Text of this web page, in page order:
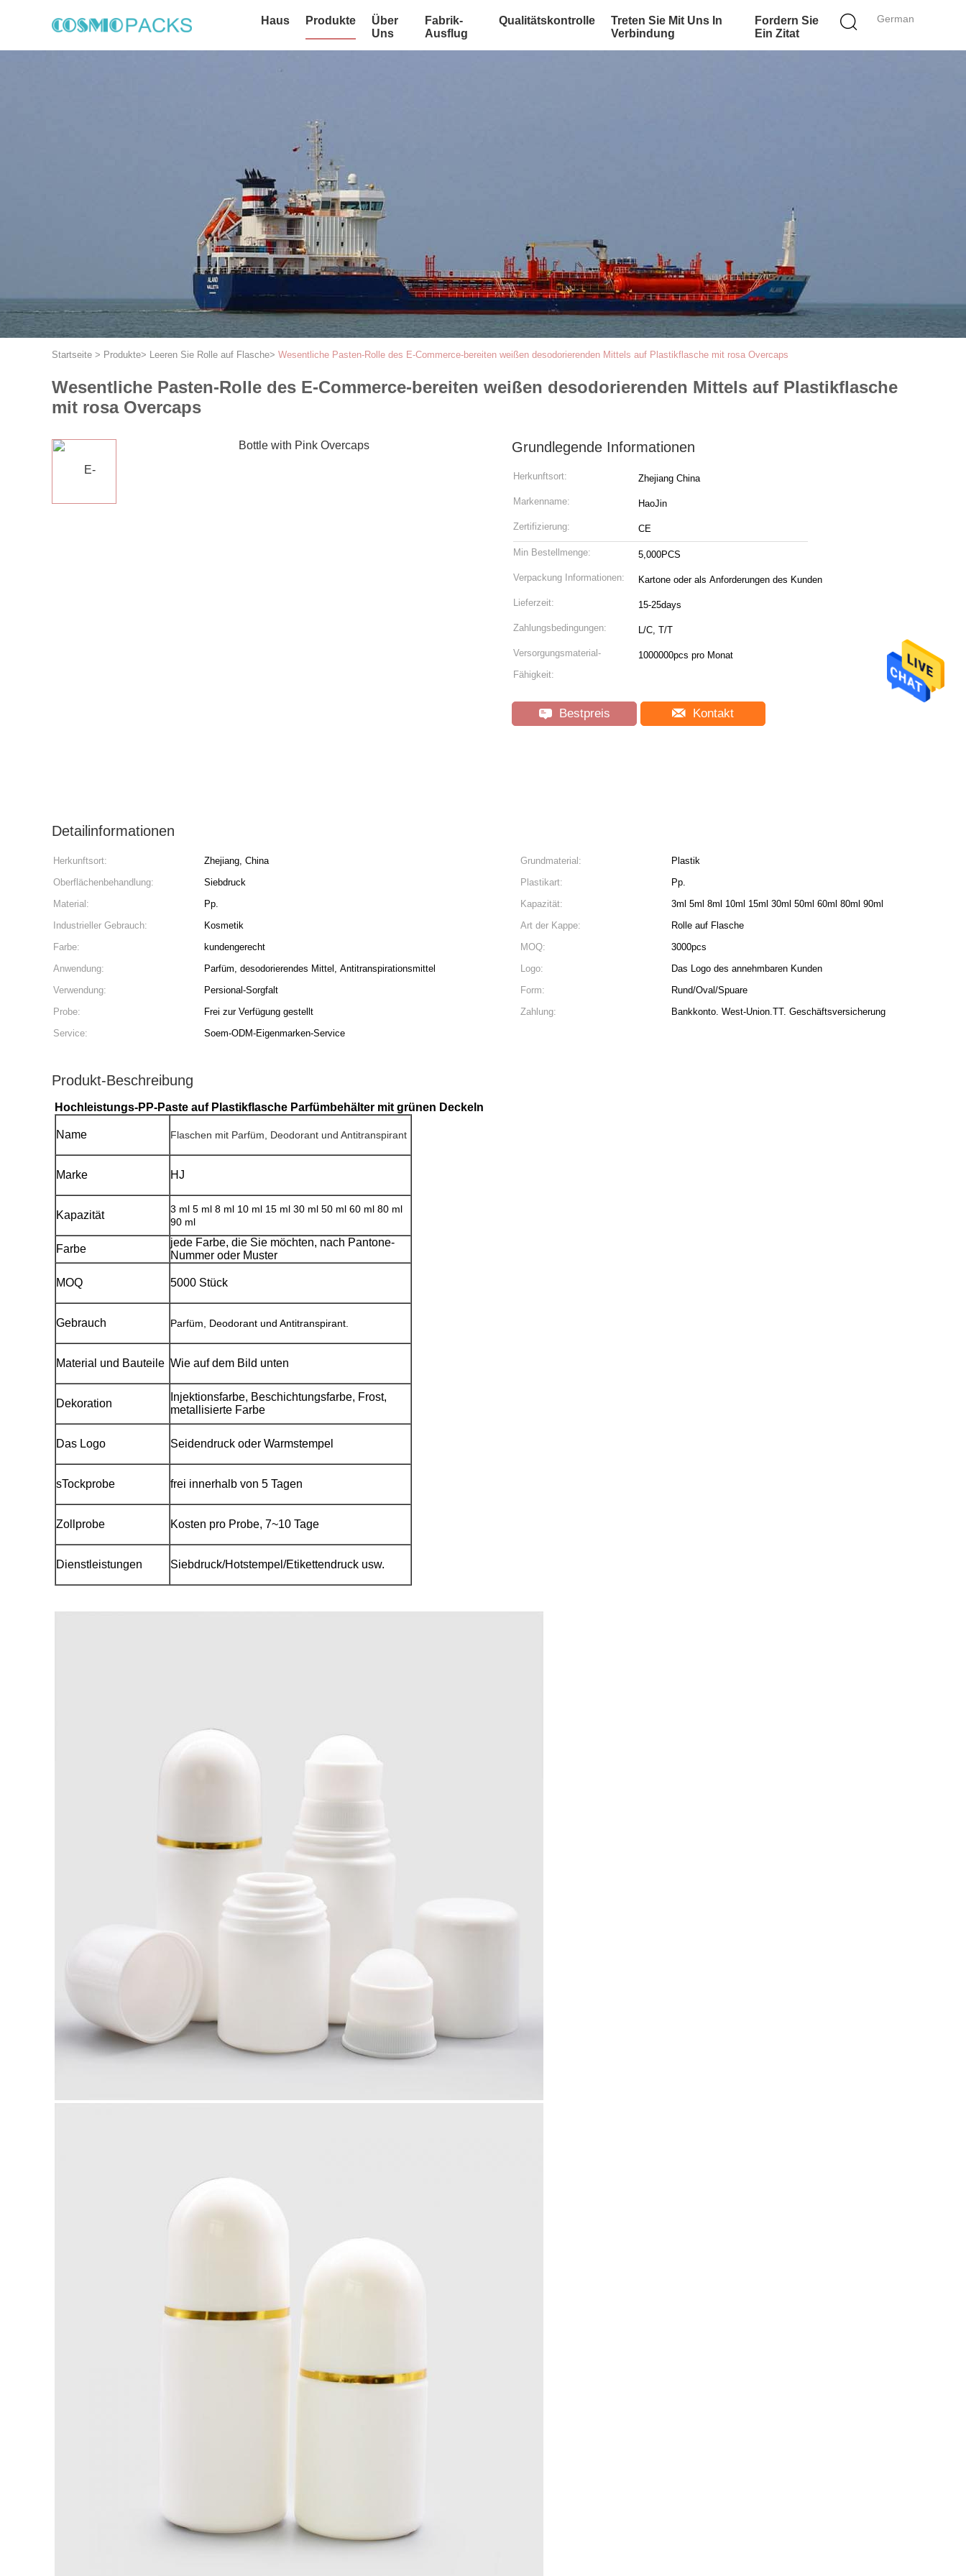
German
Haus Produkte
Über
Uns
Fabrik-
Ausflug
Qualitätskontrolle
Treten Sie Mit Uns In
Verbindung
Fordern Sie
Ein Zitat
Startseite > Produkte> Leeren Sie Rolle auf Flasche> Wesentliche Pasten-Rolle des E-Commerce-bereiten weißen desodorierenden Mittels auf Plastikflasche mit rosa Overcaps
Wesentliche Pasten-Rolle des E-Commerce-bereiten weißen desodorierenden Mittels auf Plastikflasche
mit rosa Overcaps
Grundlegende Informationen
Herkunftsort: Zhejiang China
Markenname: HaoJin
Zertifizierung: CE
Min Bestellmenge: 5,000PCS
Verpackung Informationen: Kartone oder als Anforderungen des Kunden
Lieferzeit: 15-25days
Zahlungsbedingungen: L/C, T/T
Versorgungsmaterial-
Fähigkeit:
1000000pcs pro Monat
Bestpreis Kontakt
Detailinformationen
Herkunftsort: Zhejiang, China Grundmaterial:
Plastik
Oberflächenbehandlung:
Siebdruck Plastikart:
Pp.
Material:
Pp. Kapazität:
3ml 5ml 8ml 10ml 15ml 30ml 50ml 60ml 80ml 90ml
Industrieller Gebrauch:
Kosmetik Art der Kappe:
Rolle auf Flasche
Farbe:
kundengerecht MOQ:
3000pcs
Anwendung:
Parfüm, desodorierendes Mittel, Antitranspirationsmittel Logo:
Das Logo des annehmbaren Kunden
Verwendung:
Persional-Sorgfalt Form:
Rund/Oval/Spuare
Probe:
Frei zur Verfügung gestellt Zahlung:
Bankkonto. West-Union.TT. Geschäftsversicherung
Service:
Soem-ODM-Eigenmarken-Service
Produkt-Beschreibung
Hochleistungs-PP-Paste auf Plastikflasche Parfümbehälter mit grünen Deckeln
Name Flaschen mit Parfüm, Deodorant und Antitranspirant
Marke HJ
Kapazität
3 ml 5 ml 8 ml 10 ml 15 ml 30 ml 50 ml 60 ml 80 ml
90 ml
Farbe
jede Farbe, die Sie möchten, nach Pantone-
Nummer oder Muster
MOQ 5000 Stück
Gebrauch Parfüm, Deodorant und Antitranspirant.
Material und Bauteile Wie auf dem Bild unten
Dekoration
Injektionsfarbe, Beschichtungsfarbe, Frost,
metallisierte Farbe
Das Logo Seidendruck oder Warmstempel
sTockprobe frei innerhalb von 5 Tagen
Zollprobe Kosten pro Probe, 7~10 Tage
Dienstleistungen Siebdruck/Hotstempel/Etikettendruck usw.